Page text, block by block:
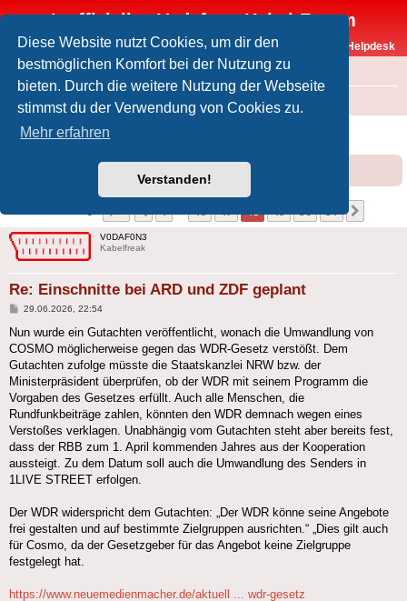
Diese Website nutzt Cookies, um dir den
bestmöglichen Komfort bei der Nutzung zu
bieten. Durch die weitere Nutzung der Webseite
stimmst du der Verwendung von Cookies zu.
Mehr erfahren
Verstanden!
Inoffizielles Vodafone-Kabel-Forum
Vodafone-Kabel-Helpdesk
FAQ
Foren-Übersicht Offtopic
Einschnitte bei ARD und ZDF geplant
Vorherige
1 46 47 48 49 50 51
V0DAF0N3
Kabelfreak
Re: Einschnitte bei ARD und ZDF geplant
Beitrag
29.06.2026, 22:54
Nun wurde ein Gutachten veröffentlicht, wonach die Umwandlung von
COSMO möglicherweise gegen das WDR-Gesetz verstößt. Dem
Gutachten zufolge müsste die Staatskanzlei NRW bzw. der
Ministerpräsident überprüfen, ob der WDR mit seinem Programm die
Vorgaben des Gesetzes erfüllt. Auch alle Menschen, die
Rundfunkbeiträge zahlen, könnten den WDR demnach wegen eines
Verstoßes verklagen. Unabhängig vom Gutachten steht aber bereits fest,
dass der RBB zum 1. April kommenden Jahres aus der Kooperation
aussteigt. Zu dem Datum soll auch die Umwandlung des Senders in
1LIVE STREET erfolgen.
Der WDR widerspricht dem Gutachten: „Der WDR könne seine Angebote
frei gestalten und auf bestimmte Zielgruppen ausrichten.“ „Dies gilt auch
für Cosmo, da der Gesetzgeber für das Angebot keine Zielgruppe
festgelegt hat.
https://www.neuemedienmacher.de/aktuell ... wdr-gesetz